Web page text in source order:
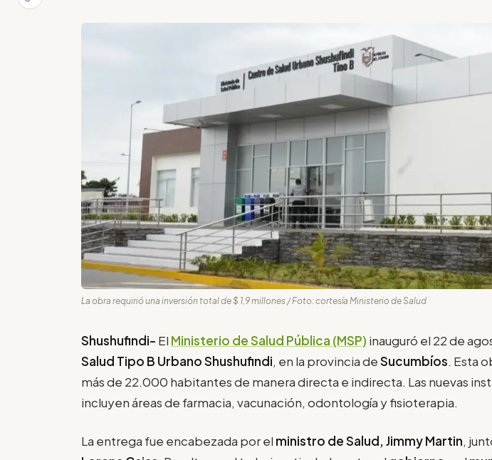
La obra requirió una inversión total de $ 1,9 millones / Foto: cortesía Ministerio de Salud
Shushufindi- El Ministerio de Salud Pública (MSP) inauguró el 22 de
Salud Tipo B Urbano Shushufindi, en la provincia deSucumbíos. Esta
más de 22.000 habitantes de manera directa e indirecta. Las nuevas
incluyen áreas de farmacia, vacunación, odontología y fisioterapia.
La entrega fue encabezada por el ministro de Salud, Jimmy Martin,